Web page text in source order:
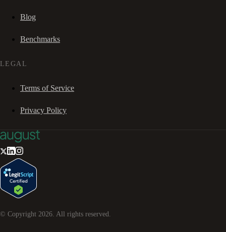
Blog
Benchmarks
LEGAL
Terms of Service
Privacy Policy
© Copyright 2026 . All rights reserved.